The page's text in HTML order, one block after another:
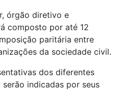
órgão diretivo e
composto por até 12
paritária entre
da sociedade civil.
dos diferentes
indicadas por seus